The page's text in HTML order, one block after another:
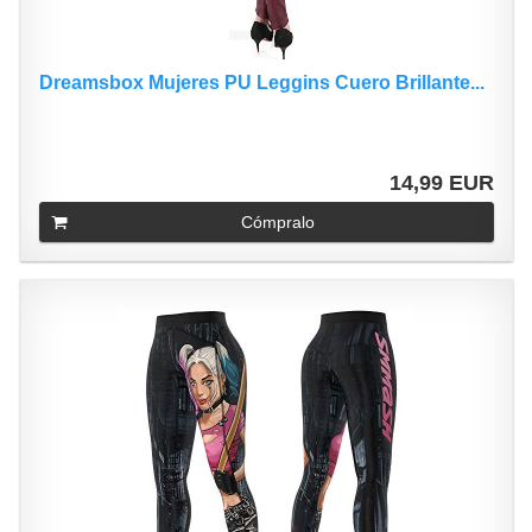
Dreamsbox Mujeres PU Leggins Cuero Brillante...
14,99 EUR
Cómpralo